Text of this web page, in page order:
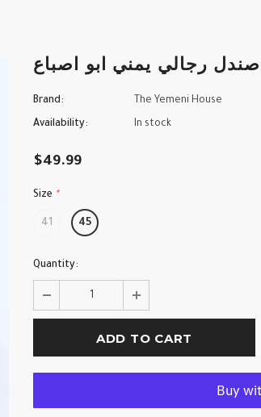
Brand: The Yemeni House
Availability: In stock
$49.99
Size *
41 45
Quantity: